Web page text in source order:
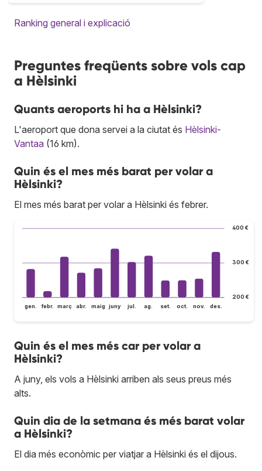
Ranking general i explicació
Preguntes freqüents sobre vols cap
a Hèlsinki
Quants aeroports hi ha a Hèlsinki?
L'aeroport que dona servei a la ciutat és Hèlsinki-
Vantaa (16 km).
Quin és el mes més barat per volar a
Hèlsinki?
El mes més barat per volar a Hèlsinki és febrer.
200 €
300 €
400 €
gen. febr. març abr. maig juny jul. ag. set. oct. nov. des.
Quin és el mes més car per volar a
Hèlsinki?
A juny, els vols a Hèlsinki arriben als seus preus més
alts.
Quin dia de la setmana és més barat volar
a Hèlsinki?
El dia més econòmic per viatjar a Hèlsinki és el dijous.